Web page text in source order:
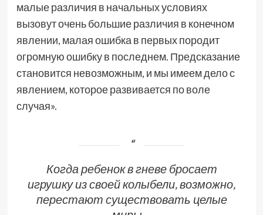
малые различия в начальных условиях
вызовут очень большие различия в конечном
явлении, малая ошибка в первых породит
огромную ошибку в последнем. Предсказание
становится невозможным, и мы имеем дело с
явлением, которое развивается по воле
случая».
Когда ребенок в гневе бросает
игрушку из своей колыбели, возможно,
перестают существовать целые